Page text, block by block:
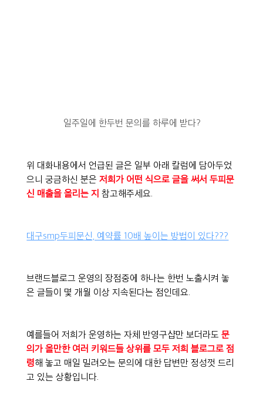
일주일에 한두번 문의를 하루에 받다?
위 대화내용에서 언급된 글은 일부 아래 칼럼에 담아두었
으니 궁금하신 분은 저희가 어떤 식으로 글을 써서 두피문
신 매출을 올리는 지 참고해주세요.
대구smp두피문신, 예약률 10배 높이는 방법이 있다???
브랜드블로그 운영의 장점중에 하나는 한번 노출시켜 놓
은 글들이 몇 개월 이상 지속된다는 점인데요.
예를들어 저희가 운영하는 자체 반영구샵만 보더라도 문
의가 올만한 여러 키워드들 상위를 모두 저희 블로그로 점
령해 놓고 매일 밀려오는 문의에 대한 답변만 정성껏 드리
고 있는 상황입니다.